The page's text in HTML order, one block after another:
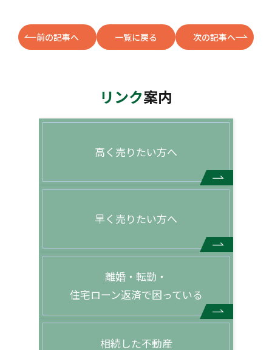
前の記事へ 一覧に戻る 次の記事へ
リンク案内
高く売りたい方へ
早く売りたい方へ
離婚・転勤・
住宅ローン返済で困っている
相続した不動産